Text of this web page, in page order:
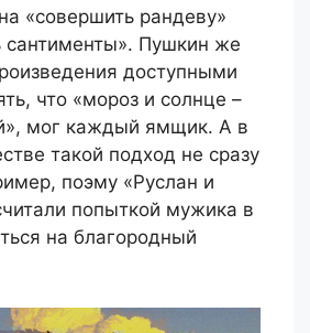
«совершить рандеву»
сантименты». Пушкин же
доступными
что «мороз и солнце –
мог каждый ямщик. А в
такой подход не сразу
поэму «Руслан и
попыткой мужика в
на благородный